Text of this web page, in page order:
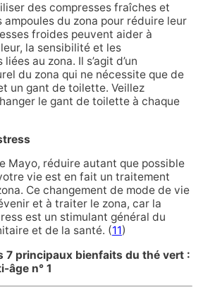
des compresses fraîches et
ampoules du zona pour réduire leur
froides peuvent aider à
la sensibilité et les
au zona. Il s’agit d’un
du zona qui ne nécessite que de
un gant de toilette. Veillez
le gant de toilette à chaque
Mayo, réduire autant que possible
vie est en fait un traitement
Ce changement de mode de vie
et à traiter le zona, car la
est un stimulant général du
et de la santé. (11)
7 principaux bienfaits du thé vert :
âge n° 1